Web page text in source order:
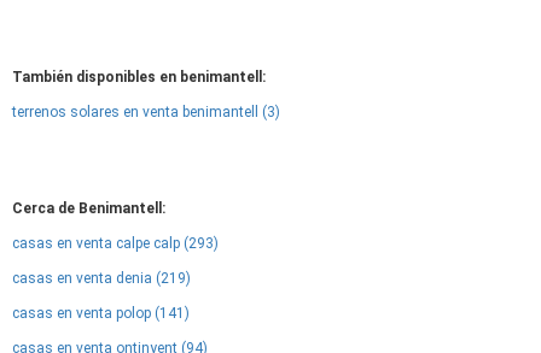
También disponibles en benimantell:
terrenos solares en venta benimantell (3)
Cerca de Benimantell:
casas en venta calpe calp (293)
casas en venta denia (219)
casas en venta polop (141)
casas en venta ontinyent (94)